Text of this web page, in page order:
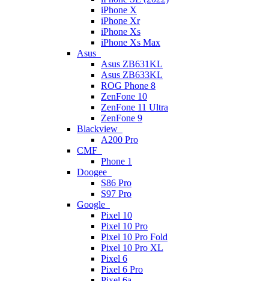
iPhone X
iPhone Xr
iPhone Xs
iPhone Xs Max
Asus
Asus ZB631KL
Asus ZB633KL
ROG Phone 8
ZenFone 10
ZenFone 11 Ultra
ZenFone 9
Blackview
A200 Pro
CMF
Phone 1
Doogee
S86 Pro
S97 Pro
Google
Pixel 10
Pixel 10 Pro
Pixel 10 Pro Fold
Pixel 10 Pro XL
Pixel 6
Pixel 6 Pro